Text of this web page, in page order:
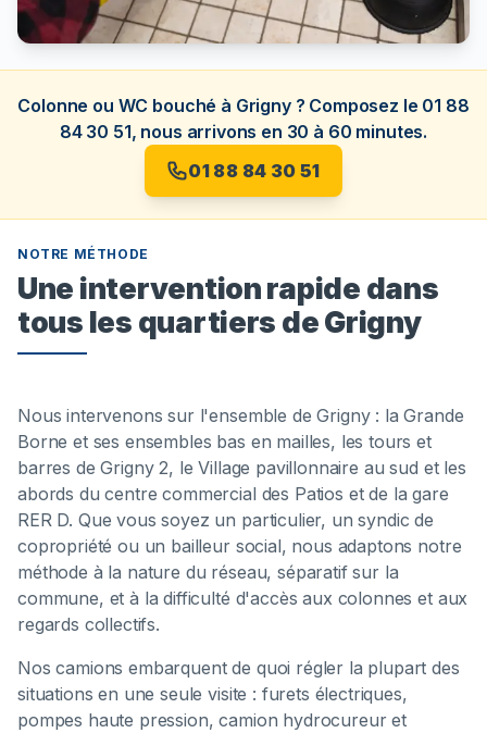
Colonne ou WC bouché à Grigny ? Composez le 01 88
84 30 51, nous arrivons en 30 à 60 minutes.
01 88 84 30 51
NOTRE MÉTHODE
Une intervention rapide dans
tous les quartiers de Grigny
Nous intervenons sur l'ensemble de Grigny : la Grande
Borne et ses ensembles bas en mailles, les tours et
barres de Grigny 2, le Village pavillonnaire au sud et les
abords du centre commercial des Patios et de la gare
RER D. Que vous soyez un particulier, un syndic de
copropriété ou un bailleur social, nous adaptons notre
méthode à la nature du réseau, séparatif sur la
commune, et à la difficulté d'accès aux colonnes et aux
regards collectifs.
Nos camions embarquent de quoi régler la plupart des
situations en une seule visite : furets électriques,
pompes haute pression, camion hydrocureur et